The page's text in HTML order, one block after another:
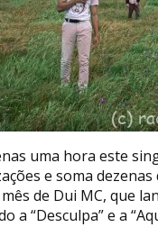
uma hora este
e soma
de Dui MC, que
a “Desculpa” e a